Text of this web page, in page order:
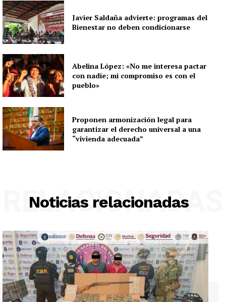
Javier Saldaña advierte: programas del
Bienestar no deben condicionarse
Abelina López: «No me interesa pactar
con nadie; mi compromiso es con el
pueblo»
Proponen armonización legal para
garantizar el derecho universal a una
“vivienda adecuada”
Noticias relacionadas
RELACIONADAS